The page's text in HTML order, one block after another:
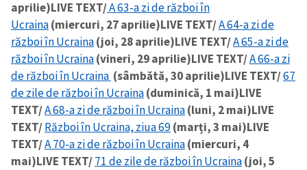
aprilie)LIVE TEXT/A 63-a zi de război în
Ucraina(miercuri, 27 aprilie)LIVE TEXT/A 64-a zi de
război în Ucraina(joi, 28 aprilie)LIVE TEXT/A 65-a zi de
război în Ucraina(vineri, 29 aprilie)LIVE TEXT/A 66-a zi
de război în Ucraina (sâmbătă, 30 aprilie)LIVE TEXT/67
de zile de război în Ucraina(duminică, 1 mai)LIVE
TEXT/A 68-a zi de război în Ucraina(luni, 2 mai)LIVE
TEXT/Război în Ucraina, ziua 69(marți, 3 mai)LIVE
TEXT/A 70-a zi de război în Ucraina(miercuri, 4
mai)LIVE TEXT/71 de zile de război în Ucraina(joi, 5